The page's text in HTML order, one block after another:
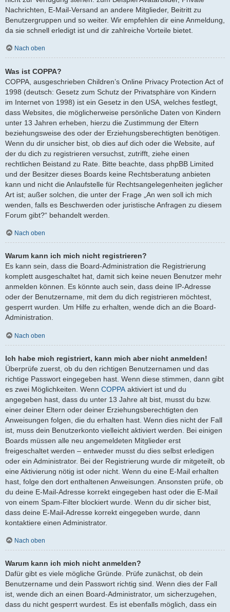
Nachrichten, E-Mail-Versand an andere Mitglieder, Beitritt zu
Benutzergruppen und so weiter. Wir empfehlen dir eine Anmeldung,
da sie schnell erledigt ist und dir zahlreiche Vorteile bietet.
Nach oben
Was ist COPPA?
COPPA, ausgeschrieben Children’s Online Privacy Protection Act of
1998 (deutsch: Gesetz zum Schutz der Privatsphäre von Kindern
im Internet von 1998) ist ein Gesetz in den USA, welches festlegt,
dass Websites, die möglicherweise persönliche Daten von Kindern
unter 13 Jahren erheben, hierzu die Zustimmung der Eltern
beziehungsweise des oder der Erziehungsberechtigten benötigen.
Wenn du dir unsicher bist, ob dies auf dich oder die Website, auf
der du dich zu registrieren versuchst, zutrifft, ziehe einen
rechtlichen Beistand zu Rate. Bitte beachte, dass phpBB Limited
und der Besitzer dieses Boards keine Rechtsberatung anbieten
kann und nicht die Anlaufstelle für Rechtsangelegenheiten jeglicher
Art ist; außer solchen, die unter der Frage „An wen soll ich mich
wenden, falls es Beschwerden oder juristische Anfragen zu diesem
Forum gibt?“ behandelt werden.
Nach oben
Warum kann ich mich nicht registrieren?
Es kann sein, dass die Board-Administration die Registrierung
komplett ausgeschaltet hat, damit sich keine neuen Benutzer mehr
anmelden können. Es könnte auch sein, dass deine IP-Adresse
oder der Benutzername, mit dem du dich registrieren möchtest,
gesperrt wurden. Um Hilfe zu erhalten, wende dich an die Board-
Administration.
Nach oben
Ich habe mich registriert, kann mich aber nicht anmelden!
Überprüfe zuerst, ob du den richtigen Benutzernamen und das
richtige Passwort eingegeben hast. Wenn diese stimmen, dann gibt
es zwei Möglichkeiten. Wenn COPPA aktiviert ist und du
angegeben hast, dass du unter 13 Jahre alt bist, musst du bzw.
einer deiner Eltern oder deiner Erziehungsberechtigten den
Anweisungen folgen, die du erhalten hast. Wenn dies nicht der Fall
ist, muss dein Benutzerkonto vielleicht aktiviert werden. Bei einigen
Boards müssen alle neu angemeldeten Mitglieder erst
freigeschaltet werden – entweder musst du dies selbst erledigen
oder ein Administrator. Bei der Registrierung wurde dir mitgeteilt, ob
eine Aktivierung nötig ist oder nicht. Wenn du eine E-Mail erhalten
hast, folge den dort enthaltenen Anweisungen. Ansonsten prüfe, ob
du deine E-Mail-Adresse korrekt eingegeben hast oder die E-Mail
von einem Spam-Filter blockiert wurde. Wenn du dir sicher bist,
dass deine E-Mail-Adresse korrekt eingegeben wurde, dann
kontaktiere einen Administrator.
Nach oben
Warum kann ich mich nicht anmelden?
Dafür gibt es viele mögliche Gründe. Prüfe zunächst, ob dein
Benutzername und dein Passwort richtig sind. Wenn dies der Fall
ist, wende dich an einen Board-Administrator, um sicherzugehen,
dass du nicht gesperrt wurdest. Es ist ebenfalls möglich, dass ein